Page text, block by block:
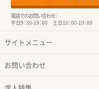
電話でのお問い合わせ：
平日9：30-19：00 土日10：00-19：00
サイトメニュー
お問い合わせ